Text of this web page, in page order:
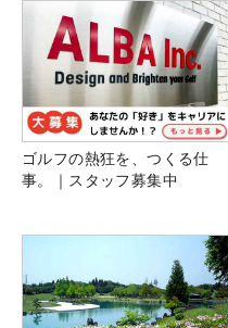
ゴルフの熱狂を、つくる仕
事。｜スタッフ募集中